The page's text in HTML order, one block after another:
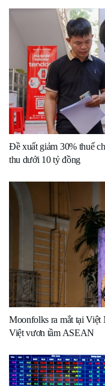
Đề xuất giảm 30% thuế
thu dưới 10 tỷ đồng
Moonfolks ra mắt tại Việt
Việt vươn tầm ASEAN